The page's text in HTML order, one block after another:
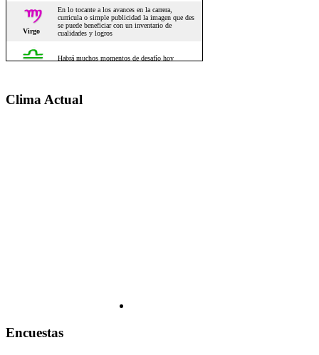
Clima Actual
Encuestas